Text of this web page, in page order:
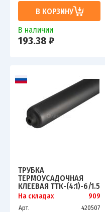
В КОРЗИНУ
В наличии
193.38 ₽
ТРУБКА
ТЕРМОУСАДОЧНАЯ
КЛЕЕВАЯ ТТК-(4:1)-6/1.5
ЧЕРН. 1М КВТ 59673
На складах 909
Арт.
420507